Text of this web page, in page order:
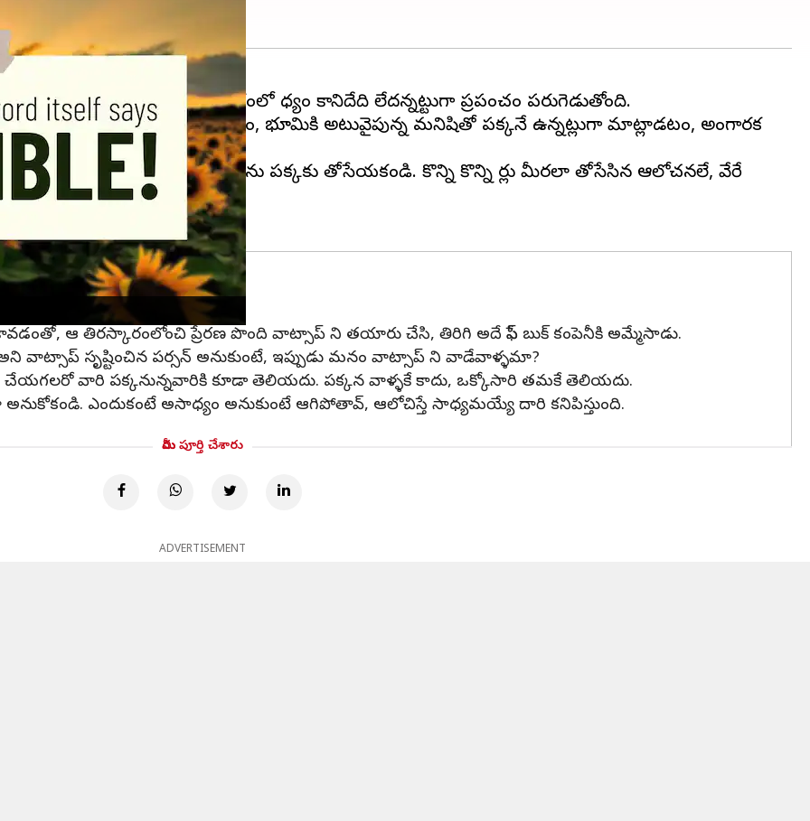
ఎందుకంటే ప్రస్తుత తరంలో సాధ్యం కానిదేది లేదన్నట్టుగా ప్రపంచం పరుగెడుతోంది.
సాధ్యాలుగా మిగిలాయి. గాల్లో ఎగరడం, భూమికి అటువైపున్న మనిషితో పక్కనే ఉన్నట్లుగా మాట్లాడటం, అంగారక
ఒకప్పుడు అసాధ్యాలే.
అది అవ్వదేమోనని ఆ ఆలోచనను పక్కకు తోసేయకండి. కొన్ని కొన్ని సార్లు మీరలా తోసేసిన ఆలోచనలే, వేరే
కావడంతో, ఆ తిరస్కారంలోంచి ప్రేరణ పొంది వాట్సాప్ ని తయారు చేసి, తిరిగి అదే ఫేస్ బుక్ కంపెనీకి అమ్మేసాడు.
వాట్సాప్ సృష్టించిన పర్సన్ అనుకుంటే, ఇప్పుడు మనం వాట్సాప్ ని వాడేవాళ్ళమా?
చేయగలరో వారి పక్కనున్నవారికి కూడా తెలియదు. పక్కన వాళ్ళకే కాదు, ఒక్కోసారి తమకే తెలియదు.
ఎందుకంటే అసాధ్యం అనుకుంటే ఆగిపోతావ్, ఆలోచిస్తే సాధ్యమయ్యే దారి కనిపిస్తుంది.
మీరు పూర్తి చేశారు
ADVERTISEMENT